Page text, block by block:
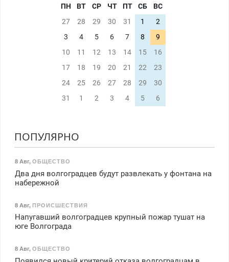
ПН
ВТ СР ЧТ ПТ СБ
ВС
27
28 29 30 31 1
2
3
4 5 6 7 8
9
10
11 12 13 14 15
16
17
18 19 20 21 22
23
24
25 26 27 28 29
30
31
1 2 3 4 5 6
ПОПУЛЯРНО
8 Авг, ОБЩЕСТВО
Два дня волгоградцев будут развлекать у фонтана на
набережной
8 Авг, ПРОИСШЕСТВИЯ
Напугавший волгоградцев крупный пожар тушат на
юге Волгограда
8 Авг, ОБЩЕСТВО